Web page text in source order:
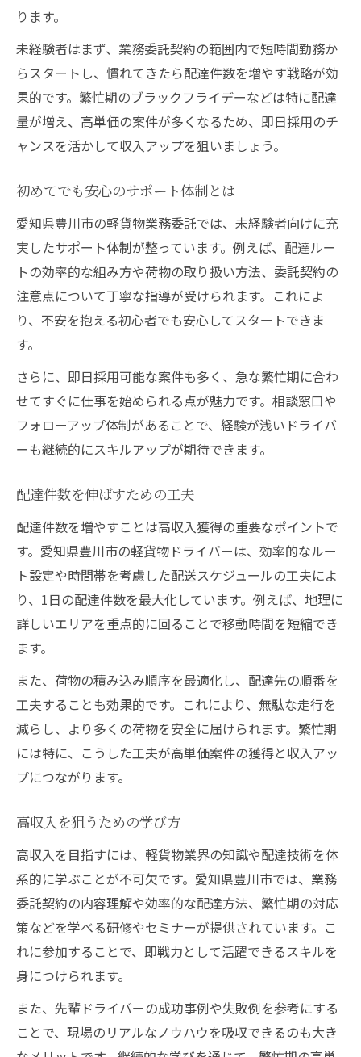
ります。
未経験者はまず、業務委託契約の範囲内で短時間勤務か
らスタートし、慣れてきたら配達件数を増やす戦略が効
果的です。繁忙期のブラックフライデーなどは特に配達
量が増え、高単価の案件が多くなるため、即日採用のチ
ャンスを活かして収入アップを狙いましょう。
初めてでも安心のサポート体制とは
愛知県豊川市の軽貨物業務委託では、未経験者向けに充
実したサポート体制が整っています。例えば、配達ルー
トの効率的な組み方や荷物の取り扱い方法、委託契約の
注意点について丁寧な指導が受けられます。これによ
り、不安を抱える初心者でも安心してスタートできま
す。
さらに、即日採用可能な案件も多く、急な繁忙期に合わ
せてすぐに仕事を始められる点が魅力です。相談窓口や
フォローアップ体制があることで、経験が浅いドライバ
ーも継続的にスキルアップが期待できます。
配達件数を伸ばすための工夫
配達件数を増やすことは高収入獲得の重要なポイントで
す。愛知県豊川市の軽貨物ドライバーは、効率的なルー
ト設定や時間帯を考慮した配送スケジュールの工夫によ
り、1日の配達件数を最大化しています。例えば、地理に
詳しいエリアを重点的に回ることで移動時間を短縮でき
ます。
また、荷物の積み込み順序を最適化し、配達先の順番を
工夫することも効果的です。これにより、無駄な走行を
減らし、より多くの荷物を安全に届けられます。繁忙期
には特に、こうした工夫が高単価案件の獲得と収入アッ
プにつながります。
高収入を狙うための学び方
高収入を目指すには、軽貨物業界の知識や配達技術を体
系的に学ぶことが不可欠です。愛知県豊川市では、業務
委託契約の内容理解や効率的な配達方法、繁忙期の対応
策などを学べる研修やセミナーが提供されています。こ
れに参加することで、即戦力として活躍できるスキルを
身につけられます。
また、先輩ドライバーの成功事例や失敗例を参考にする
ことで、現場のリアルなノウハウを吸収できるのも大き